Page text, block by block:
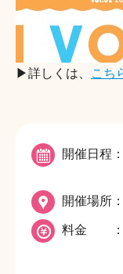
▶詳しくは、 こち
開催日程
開催場所
料金